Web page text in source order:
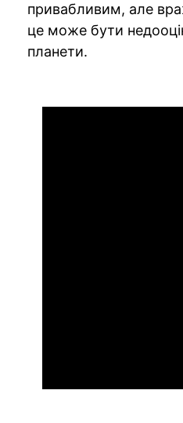
привабливим, але
це може бути
планети.